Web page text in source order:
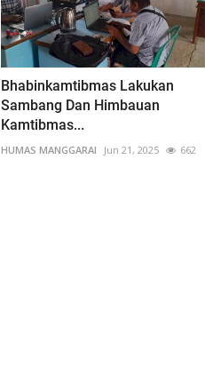
Bhabinkamtibmas Lakukan
Sambang Dan Himbauan
Kamtibmas...
HUMAS MANGGARAI Jun 21, 2025 662